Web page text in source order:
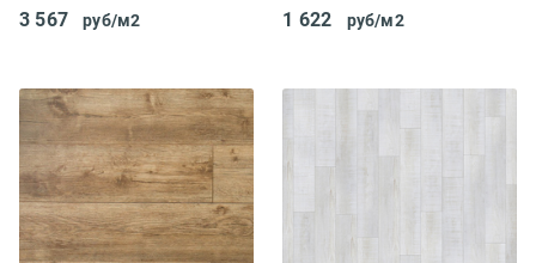
3 567 руб/м2 1 622 руб/м2